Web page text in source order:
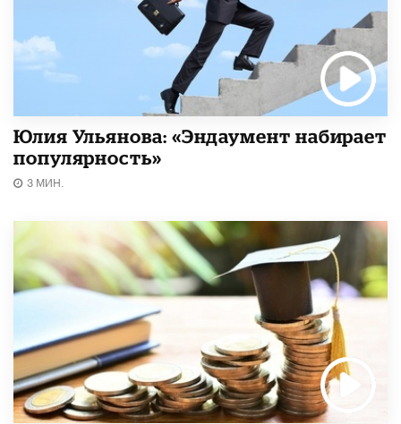
Юлия Ульянова: «Эндаумент набирает
популярность»
3 МИН.